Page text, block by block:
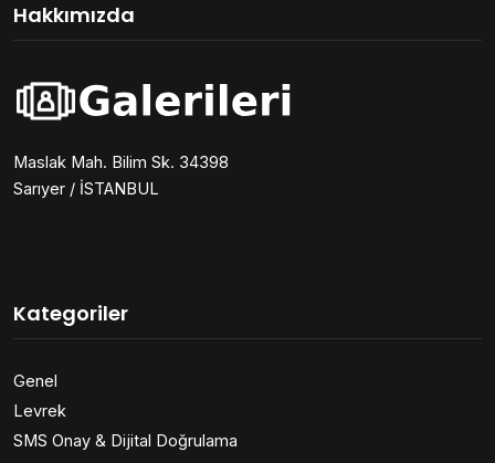
Hakkımızda
Maslak Mah. Bilim Sk. 34398
Sarıyer / İSTANBUL
Kategoriler
Genel
Levrek
SMS Onay & Dijital Doğrulama